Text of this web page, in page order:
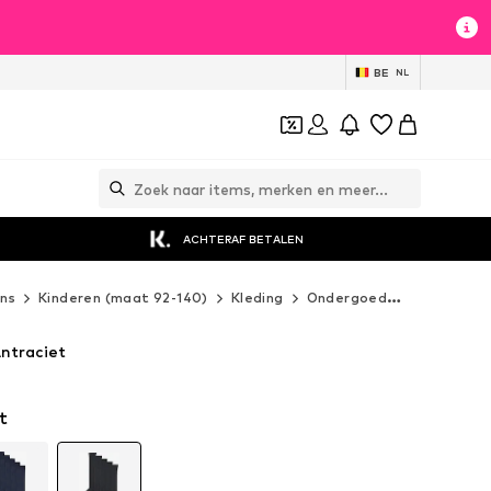
BE NL
ACHTERAF BETALEN
Kinderen (maat 92-140) Kleding Ondergoed